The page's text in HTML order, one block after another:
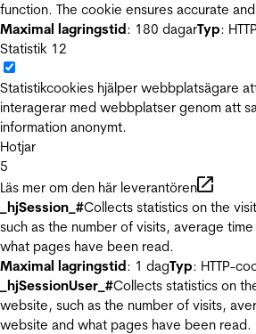
function. The cookie ensures accurate
Maximal lagringstid: 180 dagarTyp:
Statistik 12
Statistikcookies hjälper webbplatsägare
interagerar med webbplatser genom att
information anonymt.
Hotjar
5
Läs mer om den här leverantören
_hjSession_#Collects statistics on the
such as the number of visits, average
what pages have been read.
Maximal lagringstid: 1 dagTyp: HTTP-
_hjSessionUser_#Collects statistics on
website, such as the number of visits,
website and what pages have been read.